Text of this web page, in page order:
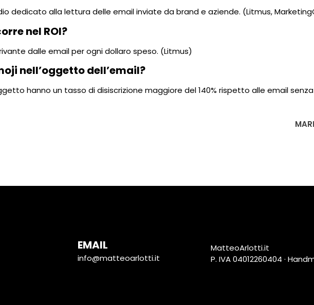
dedicato alla lettura delle email inviate da brand e aziende. (Litmus,
nel ROI?
dalle email per ogni dollaro speso. (Litmus)
nell’oggetto dell’email?
hanno un tasso di disiscrizione maggiore del 140% rispetto alle email
EMAIL
info@matteoarlotti.it
MatteoArlotti.it
P. IVA 04012260404 ·